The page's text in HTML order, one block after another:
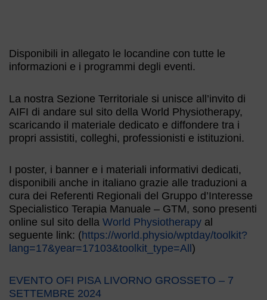
Disponibili in allegato le locandine con tutte le
informazioni e i programmi degli eventi.
La nostra Sezione Territoriale si unisce all’invito di
AIFI di andare sul sito della World Physiotherapy,
scaricando il materiale dedicato e diffondere tra i
propri assistiti, colleghi, professionisti e istituzioni.
I poster, i banner e i materiali informativi dedicati,
disponibili anche in italiano grazie alle traduzioni a
cura dei Referenti Regionali del Gruppo d’Interesse
Specialistico Terapia Manuale – GTM, sono presenti
online sul sito della World Physiotherapy al
seguente link: (https://world.physio/wptday/toolkit?
lang=17&year=17103&toolkit_type=All )
EVENTO OFI PISA LIVORNO GROSSETO – 7
SETTEMBRE 2024